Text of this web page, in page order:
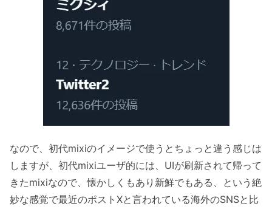
なので、初代mixiのイメージで使うとちょっと違う感じは
しますが、初代mixiユーザ的には、UIが刷新されて帰って
きたmixiなので、懐かしくもあり新鮮でもある、という絶
妙な感覚で最近のポストXと言われている海外のSNSと比